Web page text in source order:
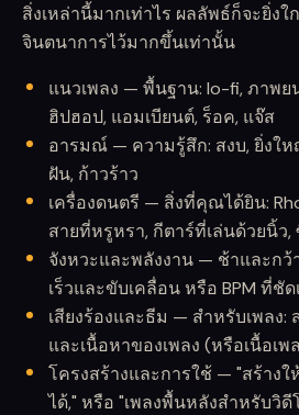
สิ่งเหล่านี้มากเท่าไร ผลลัพธ์ก็จะยิ่ง
จินตนาการไว้มากขึ้นเท่านั้น
แนวเพลง — พื้นฐาน: lo-fi, ภาพย
ฮิปฮอป, แอมเบียนต์, ร็อค, แจ๊ส
อารมณ์ — ความรู้สึก: สงบ, ยิ่งให
ฝัน, ก้าวร้าว
เครื่องดนตรี — สิ่งที่คุณได้ยิน:
สายที่หรูหรา, กีตาร์ที่เล่นด้วยนิ้ว
จังหวะและพลังงาน — ช้าและกว้
เร็วและขับเคลื่อน หรือ BPM ที่ชัด
เสียงร้องและธีม — สำหรับเพลง:
และเนื้อหาของเพลง (หรือเนื้อเ
โครงสร้างและการใช้ — "สร้างใ
ได้," หรือ "เพลงพื้นหลังสำหรับวิ